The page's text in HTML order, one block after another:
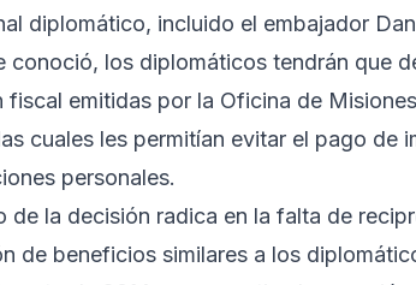
diplomático, incluido el embajador
conoció, los diplomáticos tendrán que
fiscal emitidas por la Oficina de
cuales les permitían evitar el pago de
personales.
de la decisión radica en la falta de
de beneficios similares a los